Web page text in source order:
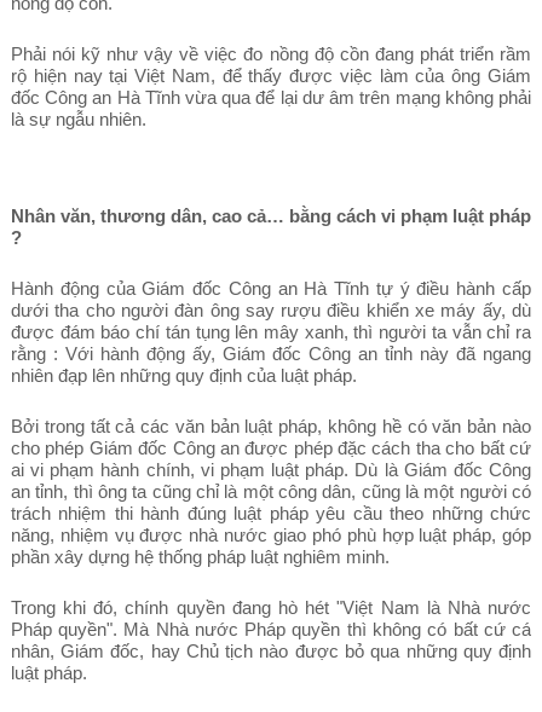
Phải nói kỹ như vậy về việc đo nồng độ cồn đang phát triển rầm
rộ hiện nay tại Việt Nam, để thấy được việc làm của ông Giám
đốc Công an Hà Tĩnh vừa qua để lại dư âm trên mạng không phải
là sự ngẫu nhiên.
Nhân văn, thương dân, cao cả… bằng cách vi phạm luật pháp
?
Hành động của Giám đốc Công an Hà Tĩnh tự ý điều hành cấp
dưới tha cho người đàn ông say rượu điều khiển xe máy ấy, dù
được đám báo chí tán tụng lên mây xanh, thì người ta vẫn chỉ ra
rằng : Với hành động ấy, Giám đốc Công an tỉnh này đã ngang
nhiên đạp lên những quy định của luật pháp.
Bởi trong tất cả các văn bản luật pháp, không hề có văn bản nào
cho phép Giám đốc Công an được phép đặc cách tha cho bất cứ
ai vi phạm hành chính, vi phạm luật pháp. Dù là Giám đốc Công
an tỉnh, thì ông ta cũng chỉ là một công dân, cũng là một người có
trách nhiệm thi hành đúng luật pháp yêu cầu theo những chức
năng, nhiệm vụ được nhà nước giao phó phù hợp luật pháp, góp
phần xây dựng hệ thống pháp luật nghiêm minh.
Trong khi đó, chính quyền đang hò hét "Việt Nam là Nhà nước
Pháp quyền". Mà Nhà nước Pháp quyền thì không có bất cứ cá
nhân, Giám đốc, hay Chủ tịch nào được bỏ qua những quy định
luật pháp.